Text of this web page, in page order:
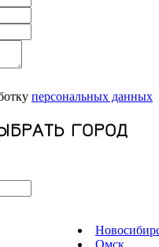
персональных данных
ГОРОД